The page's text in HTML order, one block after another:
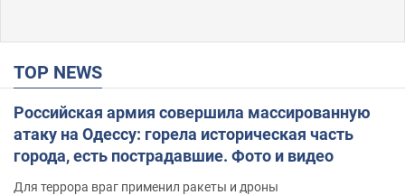
TOP NEWS
Российская армия совершила массированную
атаку на Одессу: горела историческая часть
города, есть пострадавшие. Фото и видео
Для террора враг применил ракеты и дроны